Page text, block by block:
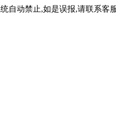
自动禁止,如是误报,请联系客